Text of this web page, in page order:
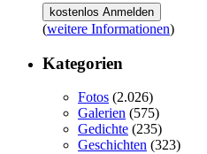
(weitere Informationen)
Kategorien
Fotos (2.026)
Galerien (575)
Gedichte (235)
Geschichten (323)